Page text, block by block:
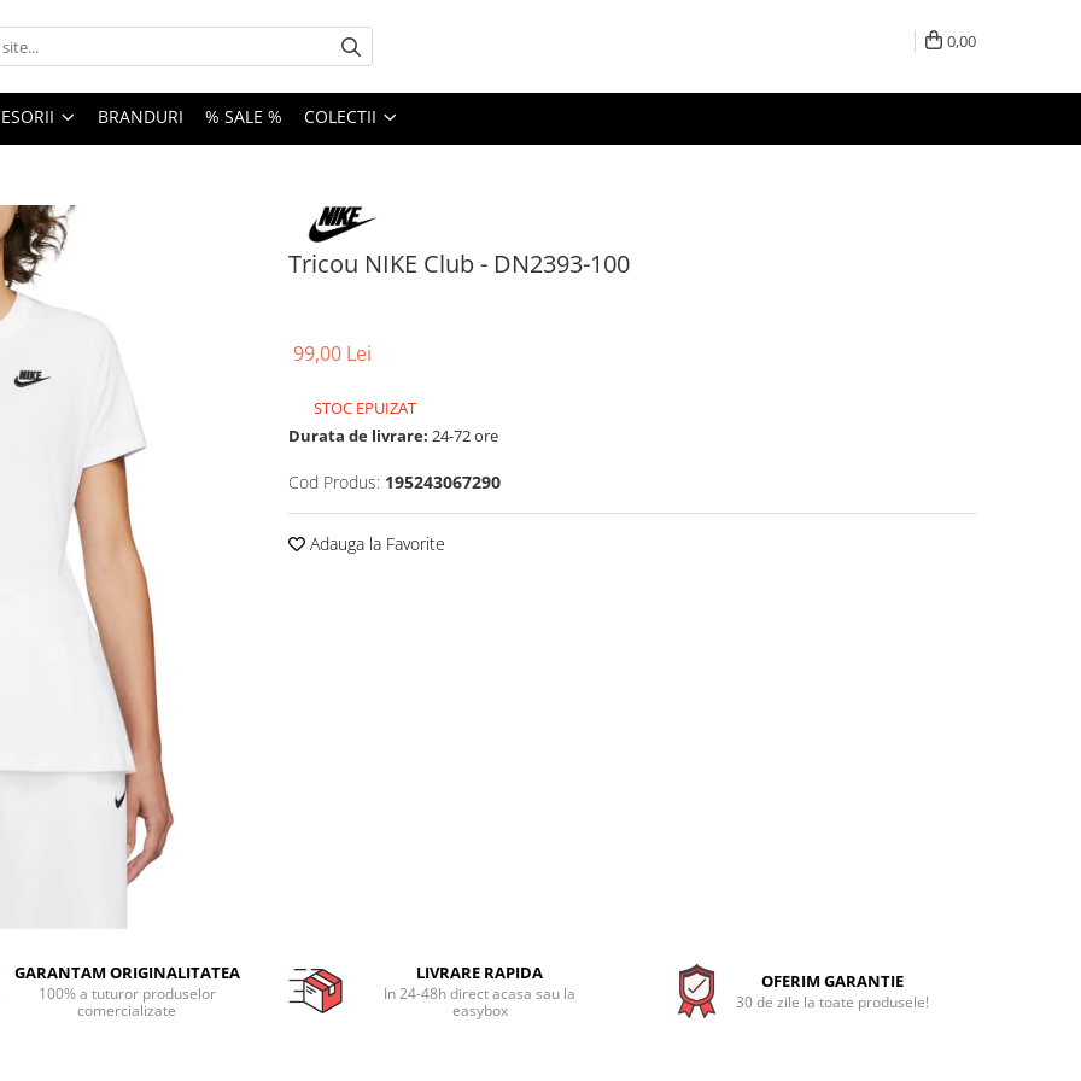
0,00
BRANDURI % SALE % COLECTII
Tricou NIKE Club - DN2393-100
99,00 Lei
STOC EPUIZAT
Durata de livrare: 24-72 ore
Cod Produs: 195243067290
Adauga la Favorite
GARANTAM ORIGINALITATEA
100% a tuturor produselor
comercializate
LIVRARE RAPIDA
In 24-48h direct acasa sau la
easybox
OFERIM GARANTIE
30 de zile la toate produsele!